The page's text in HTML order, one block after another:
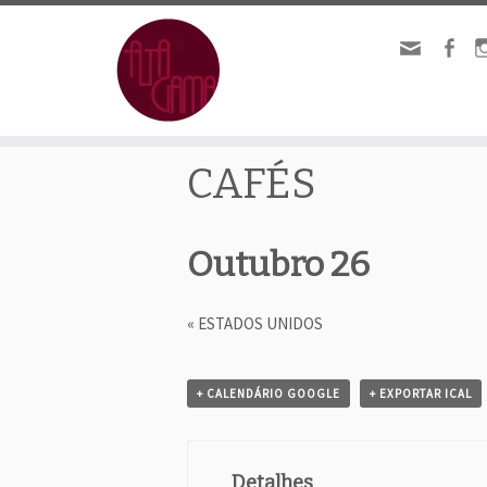
« Todos Eventos.
CAFÉS
Outubro 26
E
e
« ESTADOS UNIDOS
+ CALENDÁRIO GOOGLE + EXPORTAR ICAL